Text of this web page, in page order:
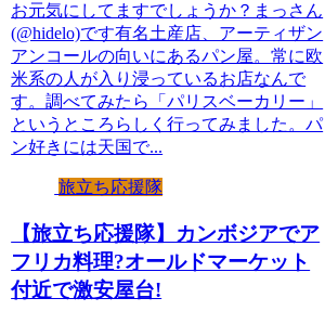
お元気にしてますでしょうか？まっさん
(@hidelo)です有名土産店、アーティザン
アンコールの向いにあるパン屋。常に欧
米系の人が入り浸っているお店なんで
す。調べてみたら「パリスベーカリー」
というところらしく行ってみました。パ
ン好きには天国で...
旅立ち応援隊
【旅立ち応援隊】カンボジアでア
フリカ料理?オールドマーケット
付近で激安屋台!